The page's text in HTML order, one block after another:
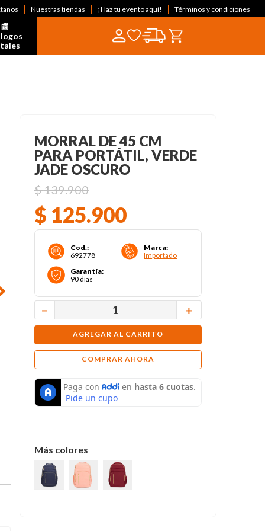
Nuestras tiendas ¡Haz tu evento aquí! Términos y condiciones
MORRAL DE 45 CM
PARA PORTÁTIL, VERDE
JADE OSCURO
$139.900
$ 125.900
Cod.:
692778
Marca:
Importado
Garantía:
90 días
＋
－
AGREGAR AL CARRITO
COMPRAR AHORA